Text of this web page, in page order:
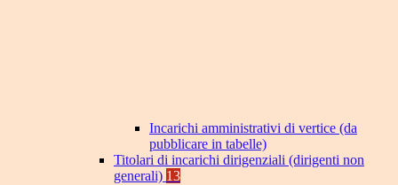
Incarichi amministrativi di vertice (da
pubblicare in tabelle)
Titolari di incarichi dirigenziali (dirigenti non
generali) 13